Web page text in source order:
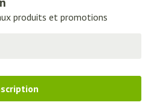
produits et promotions